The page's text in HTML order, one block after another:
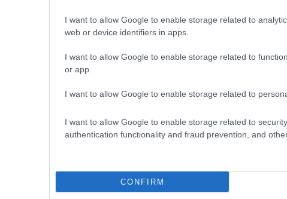
I want to allow Google to enable storage related to
web or device identifiers in apps.
I want to allow Google to enable storage related to
or app.
I want to allow Google to enable storage related to
I want to allow Google to enable storage related to
authentication functionality and fraud prevention, and
CONFIRM
Erika Shields elmondta, hogy az adatvesztés szerinte nem
és a rendőrök testkamerái által készített felvételek nem
6 bitcoint (akkori áron körülbelül 50 ezer dollárt, 13.5 millió
az összes számítógép feloldásához, az FBI javaslata alapján
a bűnözőknek, ezzel pedig
helyreállítására, a rendszerek újratelepítésére, valamint a
Tetszik 0
támadás titkosítás adatvesztés váltságdíj atlanta